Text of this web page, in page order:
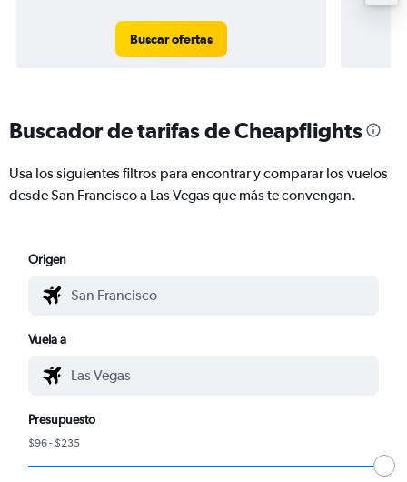
Buscar ofertas
Buscador de tarifas de Cheapflights
Usa los siguientes filtros para encontrar y comparar los vuelos
desde San Francisco a Las Vegas que más te convengan.
Origen
Vuela a
Presupuesto
$96 - $235